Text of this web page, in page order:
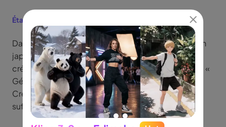
Étape 2 :
Dans la barre de saisie de la discussion, décrivez en
japonais (ou en anglais) l'image que vous désirez
créer, puis validez. Des consignes simples comme «
Génère une illustration de style de tel type » ou «
Crée une image pour une miniature YouTube »
suffisent amplement.